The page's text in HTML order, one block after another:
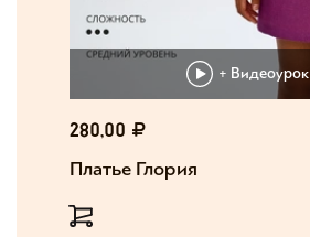
+ Видеоурок
280,00
Платье Глория